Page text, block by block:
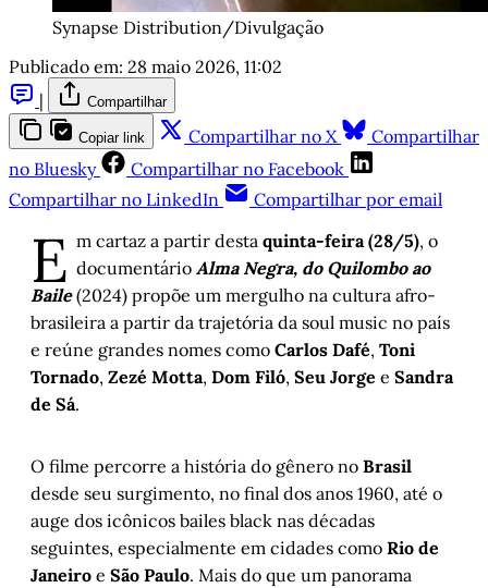
Synapse Distribution/Divulgação
Publicado em: 28 maio 2026, 11:02
|
Compartilhar
Copiar link Compartilhar no X
Compartilhar
no Bluesky
Compartilhar no Facebook
Compartilhar no LinkedIn
Compartilhar por email
E m cartaz a partir desta quinta-feira (28/5), o
documentário Alma Negra, do Quilombo ao
Baile (2024) propõe um mergulho na cultura afro-
brasileira a partir da trajetória da soul music no país
e reúne grandes nomes como Carlos Dafé, Toni
Tornado, Zezé Motta, Dom Filó, Seu Jorge e Sandra
de Sá.
O filme percorre a história do gênero no Brasil
desde seu surgimento, no final dos anos 1960, até o
auge dos icônicos bailes black nas décadas
seguintes, especialmente em cidades como Rio de
Janeiro e São Paulo. Mais do que um panorama